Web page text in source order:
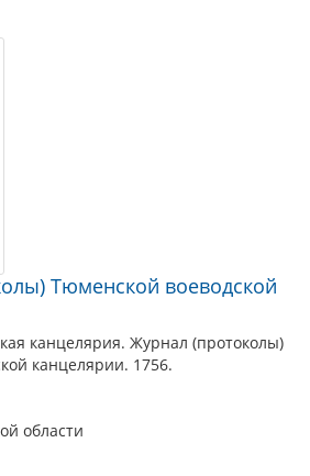
Тюменской воеводской
канцелярия. Журнал (протоколы)
канцелярии. 1756.
области